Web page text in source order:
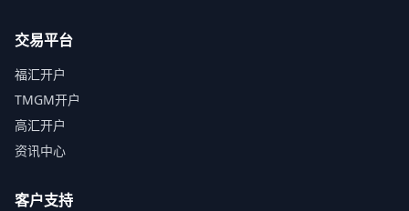
交易平台
福汇开户
TMGM开户
高汇开户
资讯中心
客户支持